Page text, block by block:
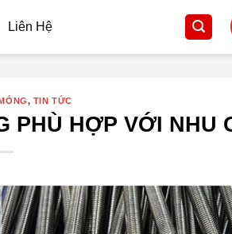
Liên Hệ
, TIN TỨC
PHÙ HỢP VỚI NHU